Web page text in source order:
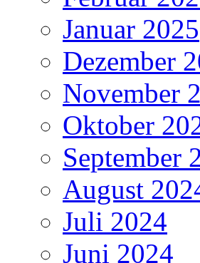
Januar 2025
Dezember
November
Oktober
September
August
Juli 2024
Juni 2024